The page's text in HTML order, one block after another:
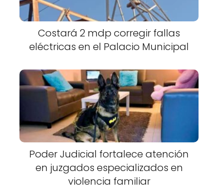
Costará 2 mdp corregir fallas
eléctricas en el Palacio Municipal
Poder Judicial fortalece atención
en juzgados especializados en
violencia familiar